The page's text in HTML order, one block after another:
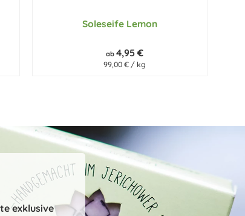
Soleseife Lemon
ab 4,95 €
99,00 € / kg
exklusive